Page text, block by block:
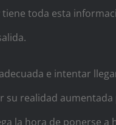
toda esta
e intentar
realidad aumentada
la hora de ponerse a